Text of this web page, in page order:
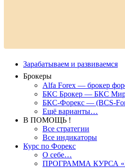
Зарабатываем и развиваемся
Брокеры
Alfa Forex — брокер
БКС Брокер — БКС Мир
БКС-Форекс — (BCS-
Ещё варианты…
В ПОМОЩЬ !
Все стратегии
Все индикаторы
Курс по Форекс
О себе…
ПРОГРАММА КУРСА